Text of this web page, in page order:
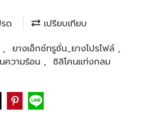
ด
เปรียบเทียบ
, ยางเอ็กซ์ทรูชั่น_ยางโปรไฟล์ ,
ความร้อน , ซิลิโคนแท่งกลม